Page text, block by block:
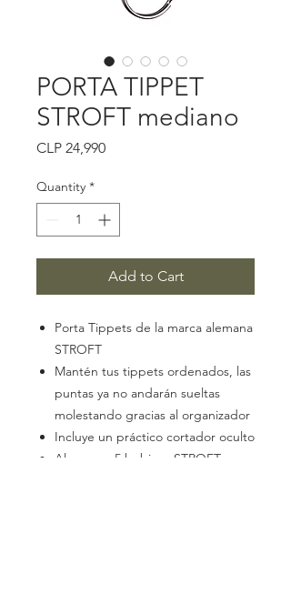
PORTA TIPPET
STROFT mediano
CLP 24,990Price
Quantity *
Add to Cart
Porta Tippets de la marca alemana
STROFT
Mantén tus tippets ordenados, las
puntas ya no andarán sueltas
molestando gracias al organizador
Incluye un práctico cortador oculto
Almacena 5 bobinas STROFT